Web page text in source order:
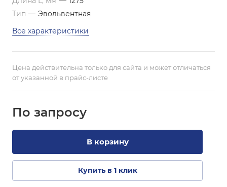
Тип — Эвольвентная
Все характеристики
Цена действительна только для сайта и может отличаться
от указанной в прайс-листе
По запросу
В корзину
Купить в 1 клик